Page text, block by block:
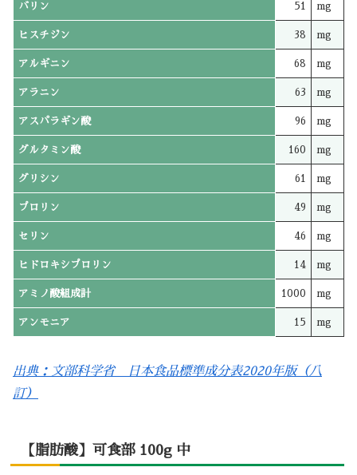
バリン 51 mg
ヒスチジン 38 mg
アルギニン 68 mg
アラニン 63 mg
アスパラギン酸 96 mg
グルタミン酸 160 mg
グリシン 61 mg
プロリン 49 mg
セリン 46 mg
ヒドロキシプロリン 14 mg
アミノ酸組成計 1000 mg
アンモニア 15 mg
出典：文部科学省 日本食品標準成分表2020年版（八
訂）
【脂肪酸】可食部 100g 中